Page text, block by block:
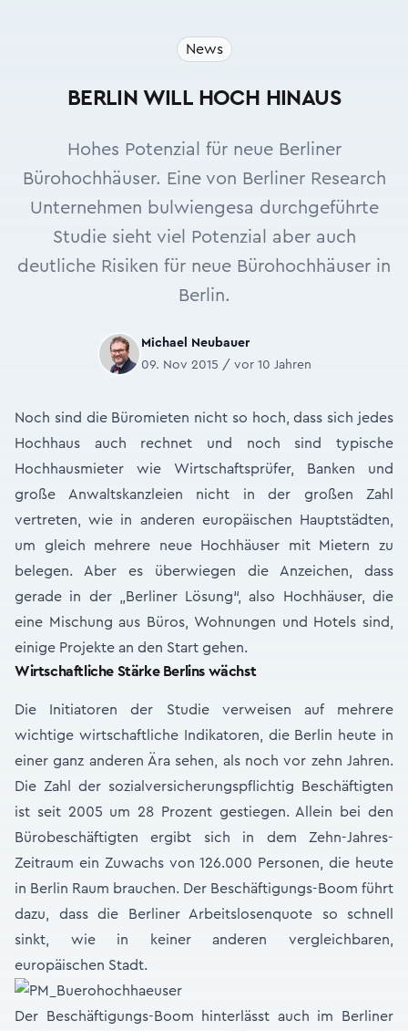
News
BERLIN WILL HOCH HINAUS
Hohes Potenzial für neue Berliner
Bürohochhäuser. Eine von Berliner Research
Unternehmen bulwiengesa durchgeführte
Studie sieht viel Potenzial aber auch
deutliche Risiken für neue Bürohochhäuser in
Berlin.
Michael Neubauer
09. Nov 2015 / vor 10 Jahren
Noch sind die Büromieten nicht so hoch, dass sich jedes
Hochhaus auch rechnet und noch sind typische
Hochhausmieter wie Wirtschaftsprüfer, Banken und
große Anwaltskanzleien nicht in der großen Zahl
vertreten, wie in anderen europäischen Hauptstädten,
um gleich mehrere neue Hochhäuser mit Mietern zu
belegen. Aber es überwiegen die Anzeichen, dass
gerade in der „Berliner Lösung“, also Hochhäuser, die
eine Mischung aus Büros, Wohnungen und Hotels sind,
einige Projekte an den Start gehen.
Wirtschaftliche Stärke Berlins wächst
Die Initiatoren der Studie verweisen auf mehrere
wichtige wirtschaftliche Indikatoren, die Berlin heute in
einer ganz anderen Ära sehen, als noch vor zehn Jahren.
Die Zahl der sozialversicherungspflichtig Beschäftigten
ist seit 2005 um 28 Prozent gestiegen. Allein bei den
Bürobeschäftigten ergibt sich in dem Zehn-Jahres-
Zeitraum ein Zuwachs von 126.000 Personen, die heute
in Berlin Raum brauchen. Der Beschäftigungs-Boom führt
dazu, dass die Berliner Arbeitslosenquote so schnell
sinkt, wie in keiner anderen vergleichbaren,
europäischen Stadt.
Der Beschäftigungs-Boom hinterlässt auch im Berliner